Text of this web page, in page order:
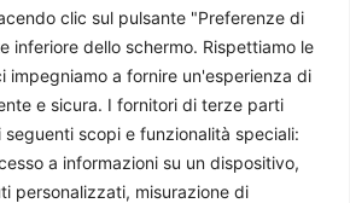
clic sul pulsante "Preferenze di
inferiore dello schermo. Rispettiamo le
impegniamo a fornire un'esperienza di
e sicura. I fornitori di terze parti
scopi e funzionalità speciali:
a informazioni su un dispositivo,
personalizzati, misurazione di
nel 2026: caduti, carburante e